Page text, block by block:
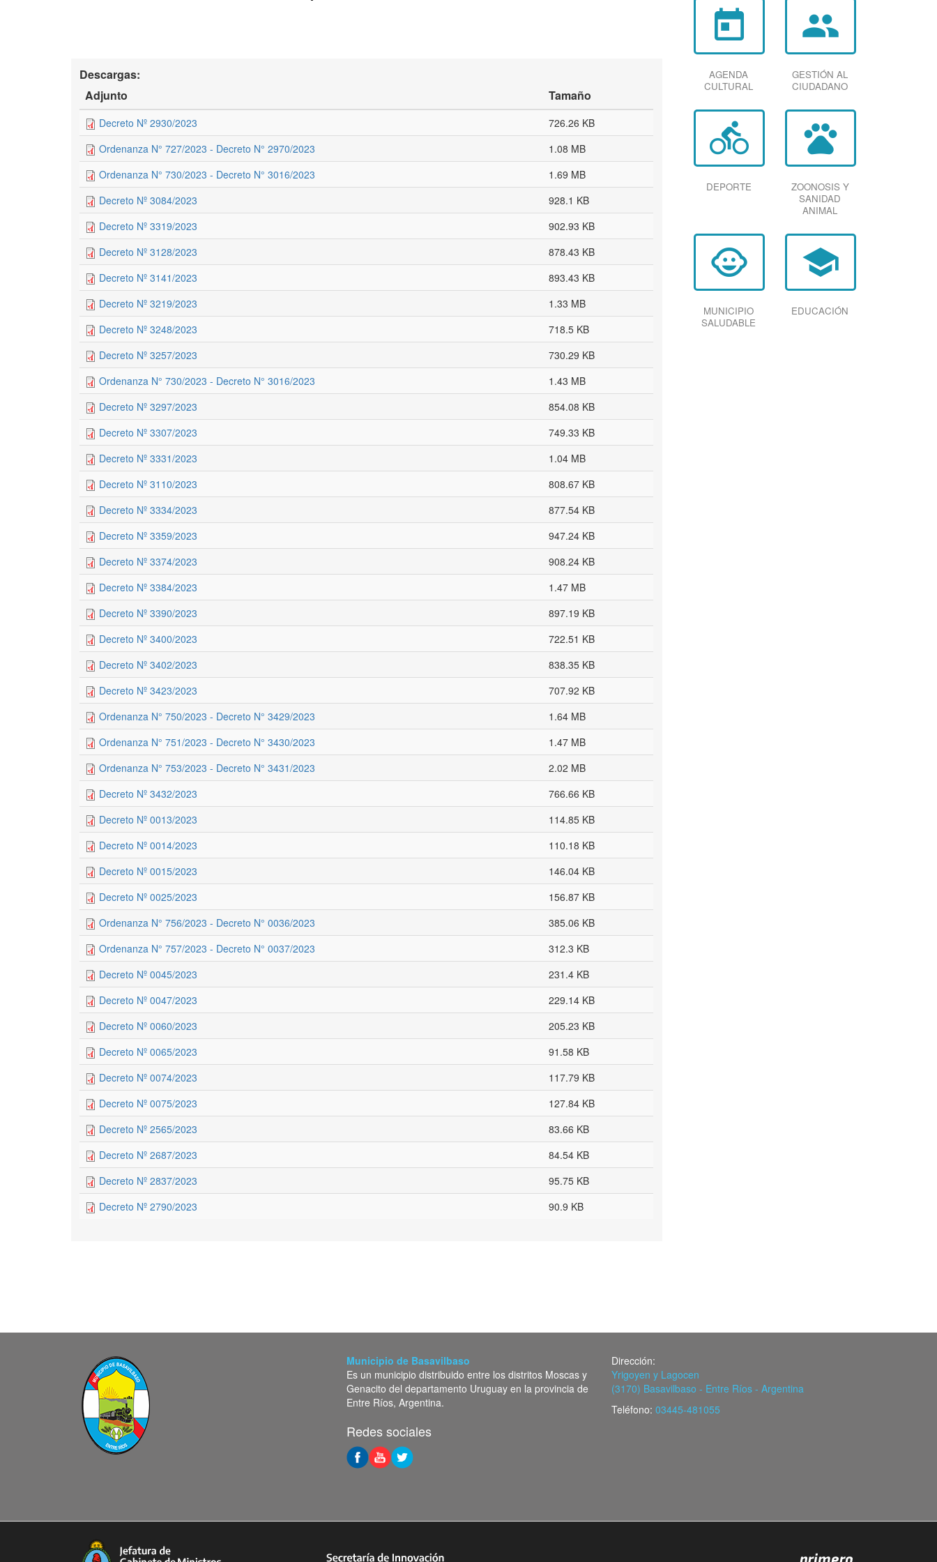
Descargas:
Adjunto
Tamaño
Decreto Nº 2930/2023
726.26 KB
Ordenanza N° 727/2023 - Decreto N° 2970/2023
1.08 MB
Ordenanza N° 730/2023 - Decreto N° 3016/2023
1.69 MB
Decreto Nº 3084/2023
928.1 KB
Decreto Nº 3319/2023
902.93 KB
Decreto Nº 3128/2023
878.43 KB
Decreto Nº 3141/2023
893.43 KB
Decreto Nº 3219/2023
1.33 MB
Decreto Nº 3248/2023
718.5 KB
Decreto Nº 3257/2023
730.29 KB
Ordenanza N° 730/2023 - Decreto N° 3016/2023
1.43 MB
Decreto Nº 3297/2023
854.08 KB
Decreto Nº 3307/2023
749.33 KB
Decreto Nº 3331/2023
1.04 MB
Decreto Nº 3110/2023
808.67 KB
Decreto Nº 3334/2023
877.54 KB
Decreto Nº 3359/2023
947.24 KB
Decreto Nº 3374/2023
908.24 KB
Decreto Nº 3384/2023
1.47 MB
Decreto Nº 3390/2023
897.19 KB
Decreto Nº 3400/2023
722.51 KB
Decreto Nº 3402/2023
838.35 KB
Decreto Nº 3423/2023
707.92 KB
Ordenanza N° 750/2023 - Decreto N° 3429/2023
1.64 MB
Ordenanza N° 751/2023 - Decreto N° 3430/2023
1.47 MB
Ordenanza N° 753/2023 - Decreto N° 3431/2023
2.02 MB
Decreto Nº 3432/2023
766.66 KB
Decreto Nº 0013/2023
114.85 KB
Decreto Nº 0014/2023
110.18 KB
Decreto Nº 0015/2023
146.04 KB
Decreto Nº 0025/2023
156.87 KB
Ordenanza N° 756/2023 - Decreto N° 0036/2023
385.06 KB
Ordenanza N° 757/2023 - Decreto N° 0037/2023
312.3 KB
Decreto Nº 0045/2023
231.4 KB
Decreto Nº 0047/2023
229.14 KB
Decreto Nº 0060/2023
205.23 KB
Decreto Nº 0065/2023
91.58 KB
Decreto Nº 0074/2023
117.79 KB
Decreto Nº 0075/2023
127.84 KB
Decreto Nº 2565/2023
83.66 KB
Decreto Nº 2687/2023
84.54 KB
Decreto Nº 2837/2023
95.75 KB
Decreto Nº 2790/2023
90.9 KB
today
AGENDA
CULTURAL
group
GESTIÓN AL
CIUDADANO
directions_bike
DEPORTE
pets
ZOONOSIS Y
SANIDAD
ANIMAL
child_care
MUNICIPIO
SALUDABLE
school
EDUCACIÓN
Municipio de Basavilbaso
Es un municipio distribuido entre los distritos Moscas y
Genacito del departamento Uruguay en la provincia de
Entre Ríos, Argentina.
Dirección:
Yrigoyen y Lagocen
(3170) Basavilbaso - Entre Ríos - Argentina
Teléfono: 03445-481055
Redes sociales